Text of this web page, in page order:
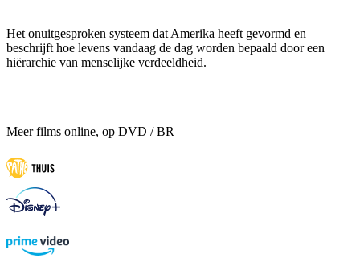
Het onuitgesproken systeem dat Amerika heeft gevormd en
beschrijft hoe levens vandaag de dag worden bepaald door een
hiërarchie van menselijke verdeeldheid.
Meer films online, op DVD / BR